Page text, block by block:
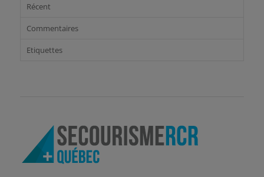
Récent
Commentaires
Etiquettes